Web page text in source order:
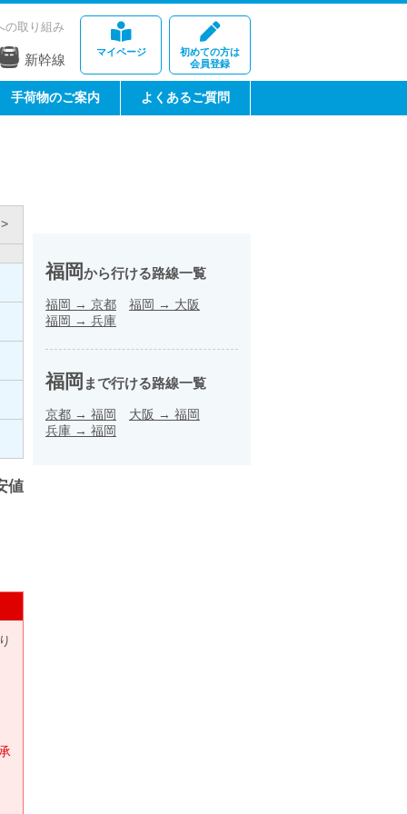
マイページ
初めての方は
会員登録
の取り組み
新幹線
手荷物のご案内 よくあるご質問
値
福岡から行ける路線一覧
福岡 → 京都 福岡 → 大阪
福岡 → 兵庫
福岡 まで行ける路線一覧
京都 → 福岡 大阪 → 福岡
兵庫 → 福岡